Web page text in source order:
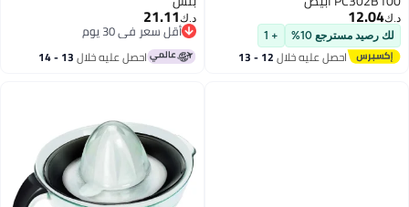
د.ك‏12.04
لك رصيد مسترجع 10% + 1
احصل عليه خلال 12 - 13
اغسطس
د.ك‏21.11
أقل سعر في 30 يوم
أقل سعر في 30 يوم
احصل عليه خلال 13 - 14
اغسطس